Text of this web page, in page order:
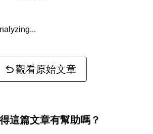
觀看原始文章
這篇文章有幫助嗎？